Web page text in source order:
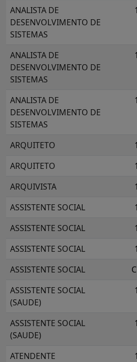
ANALISTA DE
DESENVOLVIMENTO DE
SISTEMAS
1
ANALISTA DE
DESENVOLVIMENTO DE
SISTEMAS
1
ANALISTA DE
DESENVOLVIMENTO DE
SISTEMAS
1
ARQUITETO 1
ARQUITETO
1
ARQUIVISTA
1
ASSISTENTE SOCIAL
1
ASSISTENTE SOCIAL
1
ASSISTENTE SOCIAL
1
ASSISTENTE SOCIAL
ASSISTENTE SOCIAL
(SAUDE)
1
ASSISTENTE SOCIAL
(SAUDE)
1
ATENDENTE 1